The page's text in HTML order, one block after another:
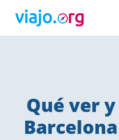
Qué ver